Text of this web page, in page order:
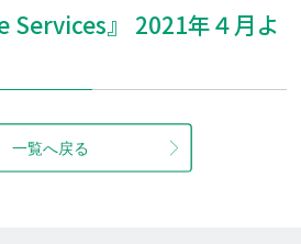
Services』 2021年４月よ